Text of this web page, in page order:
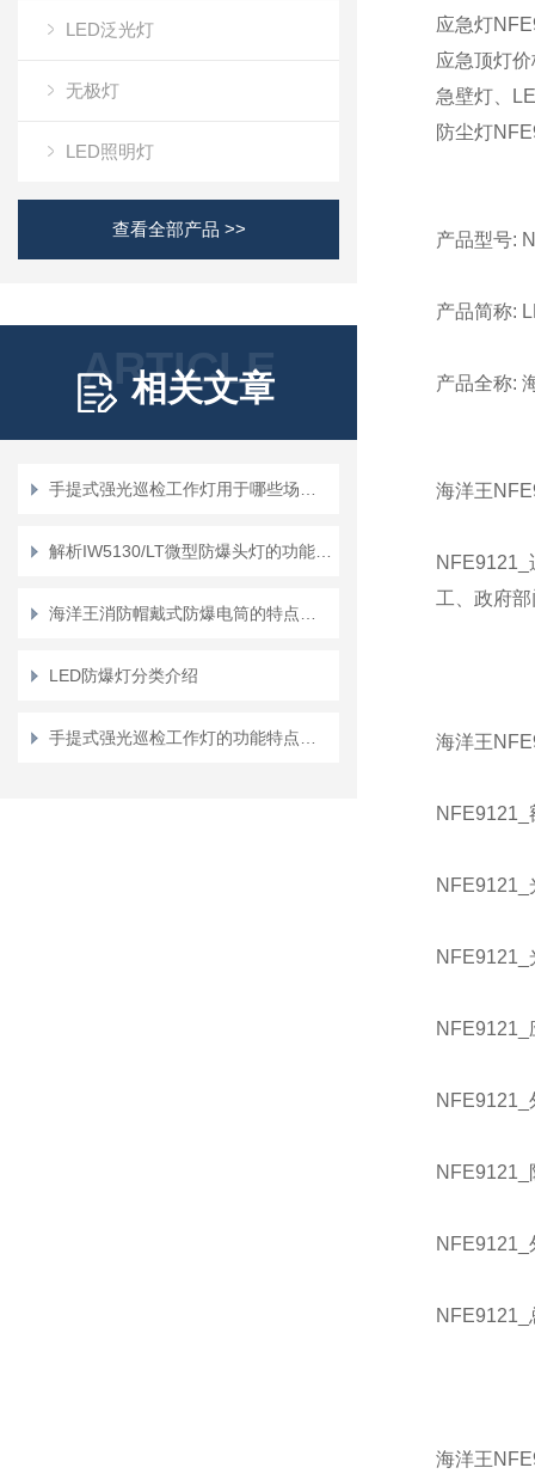
LED泛光灯
无极灯
LED照明灯
查看全部产品 >>
ARTICLE
相关文章
LED防爆灯分类介绍
应急灯
应急顶灯
急壁灯、
防尘灯
产品型号:
产品简称:
产品全称:
海洋王
工、政府
海洋王
NFE9121_
NFE9121_
NFE9121_
NFE9121_
NFE9121_
NFE9121_
NFE9121_
海洋王